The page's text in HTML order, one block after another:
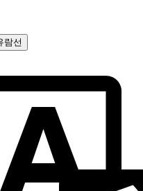
람선